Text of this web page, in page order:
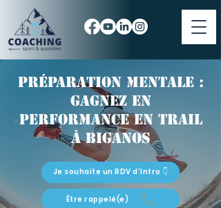
Préparation mentale :
gagnez en
performance en trail
à Biganos
Je souhaite un RDV d'Intro 👇
Être rappelé(e)